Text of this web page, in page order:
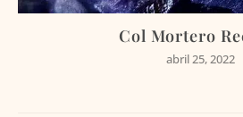
Col Mortero
abril 25, 2022